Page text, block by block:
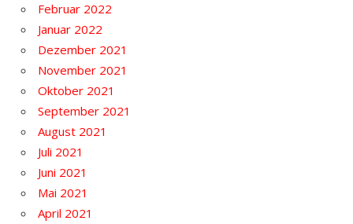
Februar 2022
Januar 2022
Dezember 2021
November 2021
Oktober 2021
September 2021
August 2021
Juli 2021
Juni 2021
Mai 2021
April 2021